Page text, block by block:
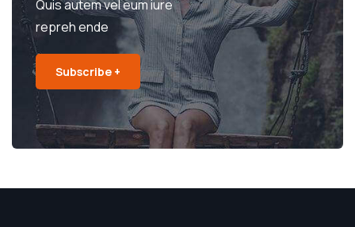
Quis autem vel eum iure
repreh ende
Subscribe +